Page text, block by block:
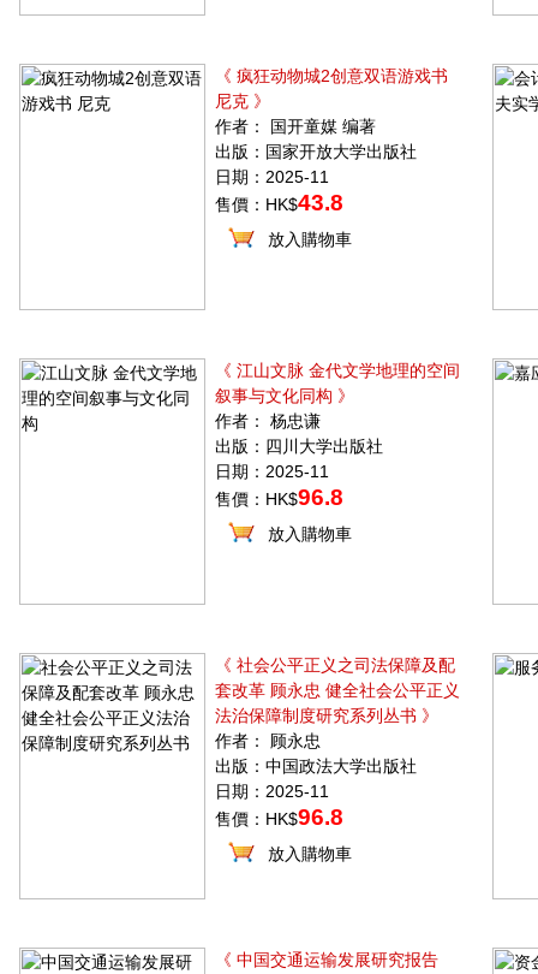
《 疯狂动物城2创意双语游戏书
尼克 》
作者： 国开童媒 编著
出版：国家开放大学出版社
日期：2025-11
售價：HK$43.8
放入購物車
《 江山文脉 金代文学地理的空间
叙事与文化同构 》
作者： 杨忠谦
出版：四川大学出版社
日期：2025-11
售價：HK$96.8
放入購物車
《 社会公平正义之司法保障及配
套改革 顾永忠 健全社会公平正义
法治保障制度研究系列丛书 》
作者： 顾永忠
出版：中国政法大学出版社
日期：2025-11
售價：HK$96.8
放入購物車
《 中国交通运输发展研究报告